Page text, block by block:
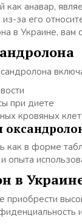
как анавар,
за его
в Украине, вам
при диете
кровяных
как в форме
опыта
в